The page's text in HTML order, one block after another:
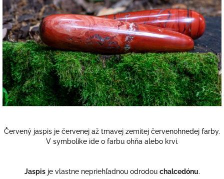
Červený jaspis je červenej až tmavej zemitej červenohnedej farby.
V symbolike ide o farbu ohňa alebo krvi.
Jaspisje vlastne nepriehľadnou odrodou chalcedónu.